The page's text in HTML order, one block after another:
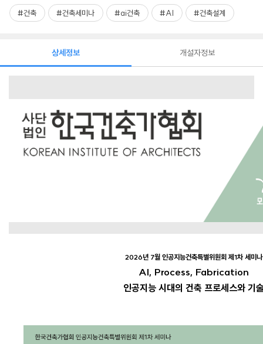
#건축 #건축세미나 #ai건축 #AI #건축설계
상세정보
2026년 7월 인공지능건축특별위원회 제1차 세미나
AI, Process, Fabrication
인공지능 시대의 건축 프로세스와 기
개설자정보